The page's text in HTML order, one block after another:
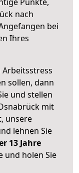
nach
bei
Ihres
sollen, dann
und stellen
mit
, unsere
lehnen Sie
13 Jahre
und holen Sie